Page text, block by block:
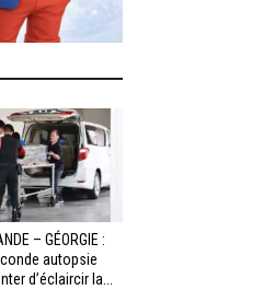
– GÉORGIE :
autopsie
d’éclaircir la...